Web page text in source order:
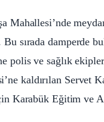
Mahallesi’nde
sırada damperde
polis ve sağlık
kaldırılan Servet
Karabük Eğitim ve